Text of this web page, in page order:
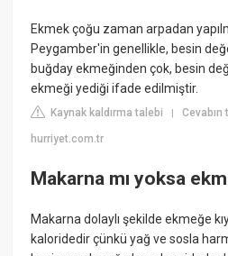
Ekmek çoğu zaman arpadan
Peygamber'in genellikle, besin
buğday ekmeğinden çok, besin
ekmeği yediği ifade edilmiştir.
Kaynak kaldırma talebi |Cevabın
hurriyet.com.tr
Makarna mı yoksa
Makarna dolaylı şekilde ekmeğe
kaloridedir çünkü yağ ve sosla